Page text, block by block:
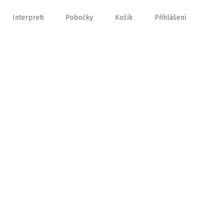
Interpreti Pobočky Košík Přihlášení